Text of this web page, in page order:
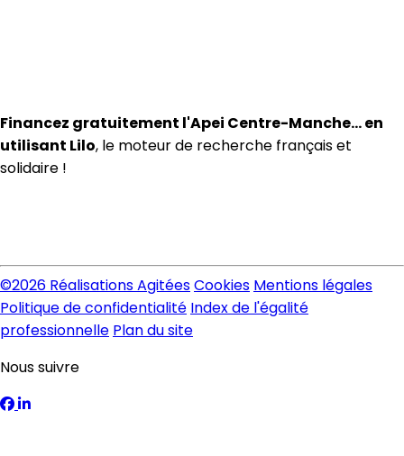
Financez gratuitement l'Apei Centre-Manche… en
utilisant Lilo, le moteur de recherche français et
solidaire !
©2026 Réalisations AgitéesCookies Mentions légales
Politique de confidentialité Index de l'égalité
professionnelle Plan du site
Nous suivre